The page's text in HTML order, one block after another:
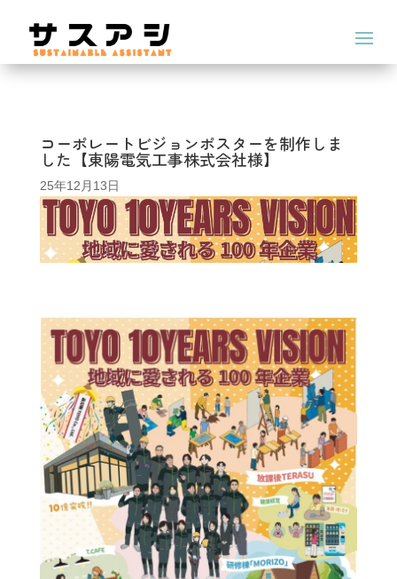
コーポレートビジョンポスターを制作しま
した【東陽電気工事株式会社様】
25年12月13日